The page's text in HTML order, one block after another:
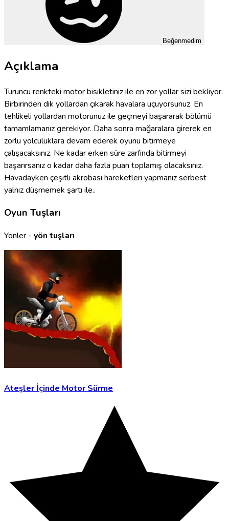
Beğenmedim
Açıklama
Turuncu renkteki motor bisikletiniz ile en zor yollar sizi bekliyor.
Birbirinden dik yollardan çıkarak havalara uçuyorsunuz. En
tehlikeli yollardan motorunuz ile geçmeyi başararak bölümü
tamamlamanız gerekiyor. Daha sonra mağaralara girerek en
zorlu yolculuklara devam ederek oyunu bitirmeye
çalışacaksınız. Ne kadar erken süre zarfında bitirmeyi
başarırsanız o kadar daha fazla puan toplamış olacaksınız.
Havadayken çeşitli akrobasi hareketleri yapmanız serbest
yalnız düşmemek şartı ile..
Oyun Tuşları
Yonler - yön tuşları
Ateşler İçinde Motor Sürme